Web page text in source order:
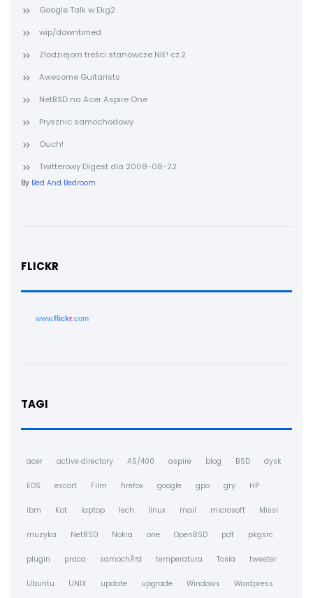
Google Talk w Ekg2
wip/downtimed
Złodziejom treści stanowcze NIE! cz.2
Awesome Guitarists
NetBSD na Acer Aspire One
Prysznic samochodowy
Ouch!
Twitterowy Digest dla 2008-08-22
By Bed And Bedroom
FLICKR
www.flickr.com
TAGI
acer active directory AS/400 aspire blog BSD dysk
EOS escort Film firefox google gpo gry HP
ibm Kot laptop lech linux mail microsoft Missi
muzyka NetBSD Nokia one OpenBSD pdf pkgsrc
plugin praca samochÃ³d temperatura Tosia tweeter
Ubuntu UNIX update upgrade Windows Wordpress